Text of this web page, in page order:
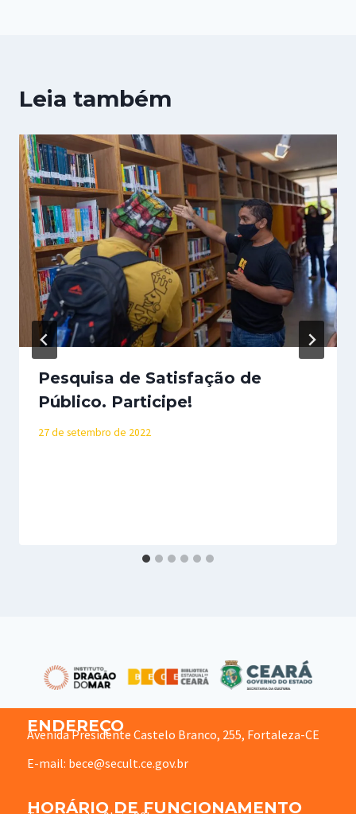
Leia também
Pesquisa de Satisfação de
Público. Participe!
27 de setembro de 2022
ENDEREÇO
Avenida Presidente Castelo Branco, 255, Fortaleza-CE
E-mail: bece@secult.ce.gov.br
HORÁRIO DE FUNCIONAMENTO